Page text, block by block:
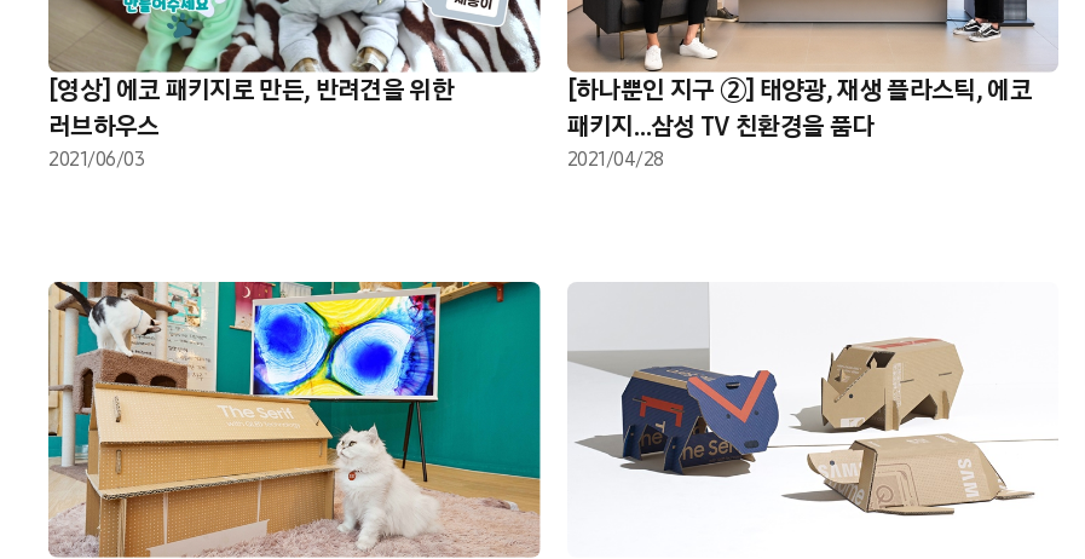
[영상] 에코 패키지로 만든, 반려견을 위한
러브하우스
2021/06/03
[하나뿐인 지구 ②] 태양광, 재생 플라스틱, 에코
패키지…삼성 TV 친환경을 품다
2021/04/28